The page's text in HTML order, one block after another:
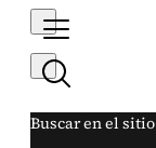
Buscar en el sitio